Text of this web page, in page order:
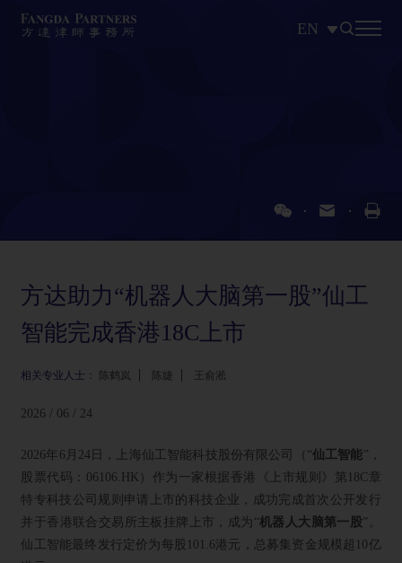
EN
方达助力“机器人大脑第一股”仙工
智能完成香港18C上市
相关专业人士： 陈鹤岚 陈婕 王俞淞
2026 / 06 / 24
2026年6月24日，上海仙工智能科技股份有限公司（“仙工智能”，
股票代码：06106.HK）作为一家根据香港《上市规则》第18C章
特专科技公司规则申请上市的科技企业，成功完成首次公开发行
并于香港联合交易所主板挂牌上市，成为“机器人大脑第一股”。
仙工智能最终发行定价为每股101.6港元，总募集资金规模超10亿